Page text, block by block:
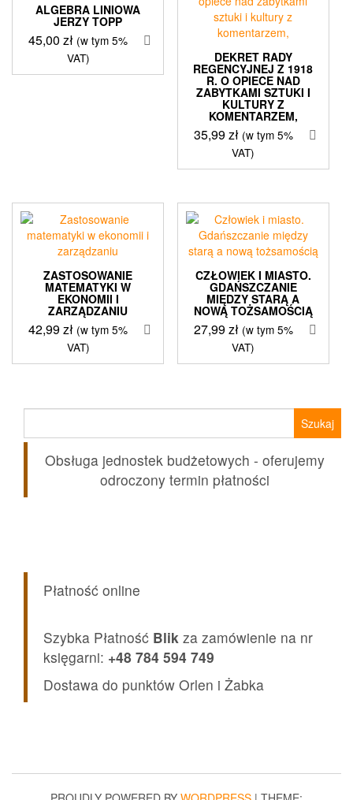
ALGEBRA LINIOWA
JERZY TOPP
45,00zł (w tym 5%
VAT)
DEKRET RADY
REGENCYJNEJ Z 1918
R. O OPIECE NAD
ZABYTKAMI SZTUKI I
KULTURY Z
KOMENTARZEM,
35,99zł (w tym 5%
VAT)
ZASTOSOWANIE
MATEMATYKI W
EKONOMII I
ZARZĄDZANIU
42,99zł (w tym 5%
VAT)
CZŁOWIEK I MIASTO.
GDAŃSZCZANIE
MIĘDZY STARĄ A
NOWĄ TOŻSAMOŚCIĄ
27,99zł (w tym 5%
VAT)
Obsługa jednostek budżetowych - oferujemy
odroczony termin płatności
Płatność online
Szybka Płatność Blik za zamówienie na nr
księgarni: +48 784 594 749
Dostawa do punktów Orlen i Żabka